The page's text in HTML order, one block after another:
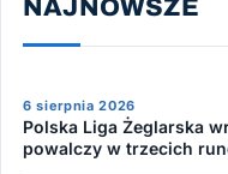
NAJNOWSZE
6 sierpnia 2026
Polska Liga Żeglarska
powalczy w trzecich